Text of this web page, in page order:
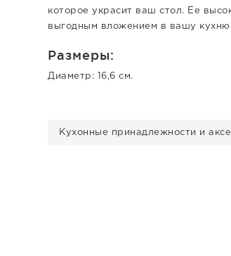
которое украсит ваш стол. Ее
выгодным вложением в вашу кухню.
Размеры:
Диаметр: 16,6 см.
Кухонные принадлежности и